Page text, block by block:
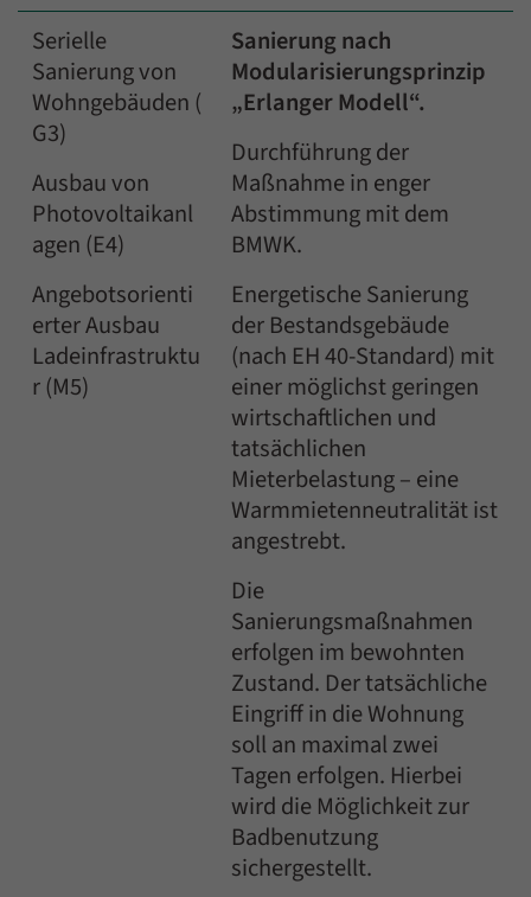
Serielle
Sanierung von
Wohngebäuden (
G3)
Ausbau von
Photovoltaikanl
agen (E4)
Angebotsorienti
erter Ausbau
Ladeinfrastruktu
r (M5)
Sanierung nach
Modularisierungsprinzip
„Erlanger Modell“.
Durchführung der
Maßnahme in enger
Abstimmung mit dem
BMWK.
Energetische Sanierung
der Bestandsgebäude
(nach EH 40-Standard) mit
einer möglichst geringen
wirtschaftlichen und
tatsächlichen
Mieterbelastung – eine
Warmmietenneutralität ist
angestrebt.
Die
Sanierungsmaßnahmen
erfolgen im bewohnten
Zustand. Der tatsächliche
Eingriff in die Wohnung
soll an maximal zwei
Tagen erfolgen. Hierbei
wird die Möglichkeit zur
Badbenutzung
sichergestellt.